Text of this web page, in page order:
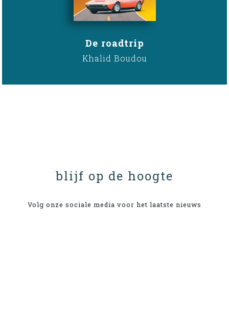
De roadtrip
Khalid Boudou
blijf op de hoogte
Volg onze sociale media voor het laatste nieuws